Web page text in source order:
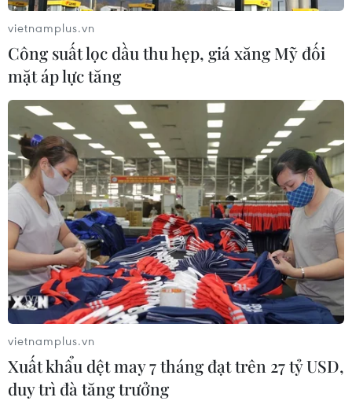
mở lại Eo biển Hormuz
Giá dầu tăng vọt do Iran xem xét cấm tàu Mỹ
và Israel qua eo biển Hormuz
tình hình Trung Đông
Giá dầu thô biến động nhẹ khi triển vọng đàm
phán Trung Đông vẫn khó đoán
TIN LIÊN QUAN
vietnamplus.vn
Công suất lọc dầu thu hẹp, giá xăng Mỹ đối
mặt áp lực tăng
vietnamplus.vn
Xuất khẩu dệt may 7 tháng đạt trên 27 tỷ USD,
duy trì đà tăng trưởng